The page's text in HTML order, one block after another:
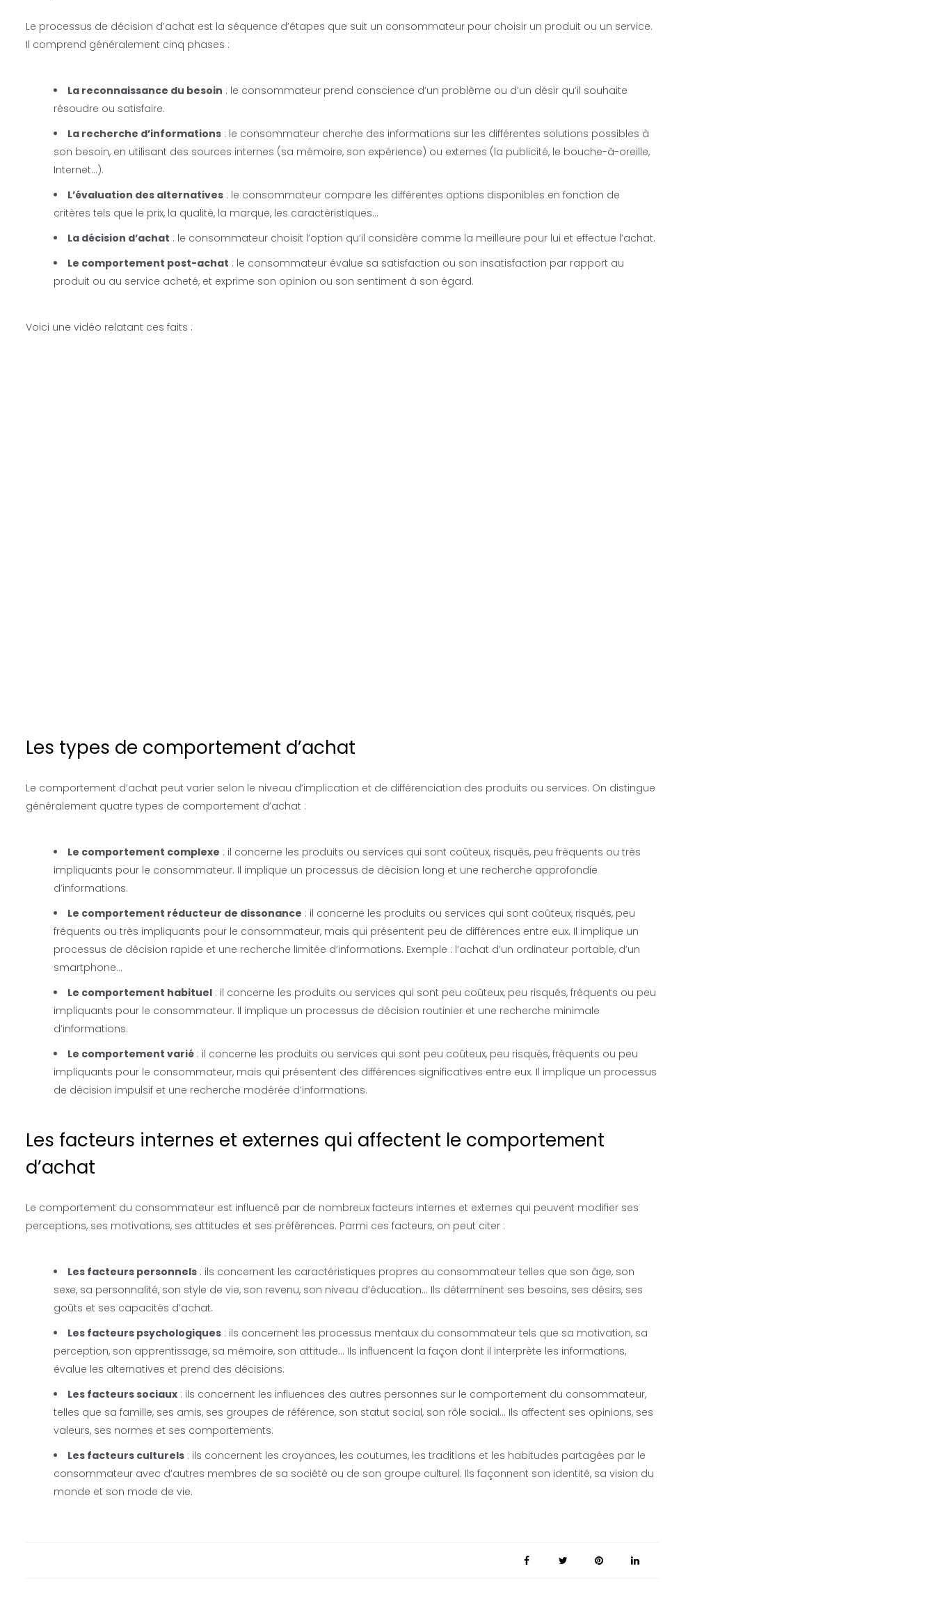
Le processus de décision d’achat est la séquence d’étapes que suit un consommateur pour choisir un produit ou un service.
Il comprend généralement cinq phases :
La reconnaissance du besoin : le consommateur prend conscience d’un problème ou d’un désir qu’il souhaite
résoudre ou satisfaire.
La recherche d’informations : le consommateur cherche des informations sur les différentes solutions possibles à
son besoin, en utilisant des sources internes (sa mémoire, son expérience) ou externes (la publicité, le bouche-à-oreille,
Internet…).
L’évaluation des alternatives : le consommateur compare les différentes options disponibles en fonction de
critères tels que le prix, la qualité, la marque, les caractéristiques…
La décision d’achat : le consommateur choisit l’option qu’il considère comme la meilleure pour lui et effectue l’achat.
Le comportement post-achat : le consommateur évalue sa satisfaction ou son insatisfaction par rapport au
produit ou au service acheté, et exprime son opinion ou son sentiment à son égard.
Voici une vidéo relatant ces faits :
Les types de comportement d’achat
Le comportement d’achat peut varier selon le niveau d’implication et de différenciation des produits ou services. On distingue
généralement quatre types de comportement d’achat :
Le comportement complexe : il concerne les produits ou services qui sont coûteux, risqués, peu fréquents ou très
impliquants pour le consommateur. Il implique un processus de décision long et une recherche approfondie
d’informations.
Le comportement réducteur de dissonance : il concerne les produits ou services qui sont coûteux, risqués, peu
fréquents ou très impliquants pour le consommateur, mais qui présentent peu de différences entre eux. Il implique un
processus de décision rapide et une recherche limitée d’informations. Exemple : l’achat d’un ordinateur portable, d’un
smartphone…
Le comportement habituel : il concerne les produits ou services qui sont peu coûteux, peu risqués, fréquents ou peu
impliquants pour le consommateur. Il implique un processus de décision routinier et une recherche minimale
d’informations.
Le comportement varié : il concerne les produits ou services qui sont peu coûteux, peu risqués, fréquents ou peu
impliquants pour le consommateur, mais qui présentent des différences significatives entre eux. Il implique un processus
de décision impulsif et une recherche modérée d’informations.
Les facteurs internes et externes qui affectent le comportement
d’achat
Le comportement du consommateur est influencé par de nombreux facteurs internes et externes qui peuvent modifier ses
perceptions, ses motivations, ses attitudes et ses préférences. Parmi ces facteurs, on peut citer :
Les facteurs personnels : ils concernent les caractéristiques propres au consommateur telles que son âge, son
sexe, sa personnalité, son style de vie, son revenu, son niveau d’éducation… Ils déterminent ses besoins, ses désirs, ses
goûts et ses capacités d’achat.
Les facteurs psychologiques : ils concernent les processus mentaux du consommateur tels que sa motivation, sa
perception, son apprentissage, sa mémoire, son attitude… Ils influencent la façon dont il interprète les informations,
évalue les alternatives et prend des décisions.
Les facteurs sociaux : ils concernent les influences des autres personnes sur le comportement du consommateur,
telles que sa famille, ses amis, ses groupes de référence, son statut social, son rôle social… Ils affectent ses opinions, ses
valeurs, ses normes et ses comportements.
Les facteurs culturels : ils concernent les croyances, les coutumes, les traditions et les habitudes partagées par le
consommateur avec d’autres membres de sa société ou de son groupe culturel. Ils façonnent son identité, sa vision du
monde et son mode de vie.